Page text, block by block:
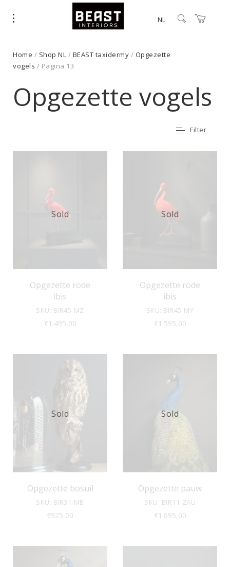
NL
Home / Shop NL / BEAST taxidermy / Opgezette
vogels / Pagina 13
Opgezette vogels
Filter
Opgezette rode
ibis
SKU: BIR45-MZ
€1.495,00
Sold
Opgezette rode
ibis
SKU: BIR45-MY
€1.595,00
Sold
Opgezette bosuil
SKU: BIR31-MB
€925,00
Sold
Opgezette pauw
SKU: BIR11-ZAU
€1.695,00
Sold